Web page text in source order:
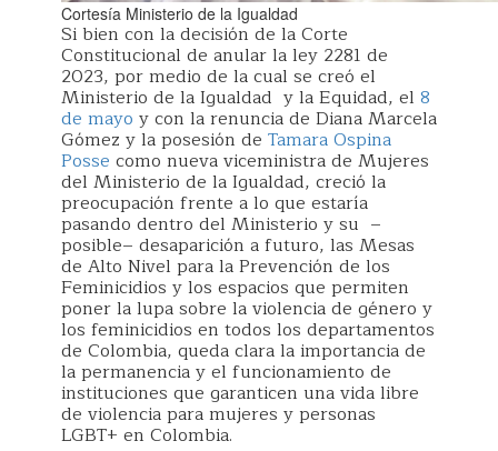
Cortesía Ministerio de la Igualdad
Si bien con la decisión de la Corte
Constitucional de anular la ley 2281 de
2023, por medio de la cual se creó el
Ministerio de la Igualdad y la Equidad, el 8
de mayo y con la renuncia de Diana Marcela
Gómez y la posesión de Tamara Ospina
Posse como nueva viceministra de Mujeres
del Ministerio de la Igualdad, creció la
preocupación frente a lo que estaría
pasando dentro del Ministerio y su –
posible– desaparición a futuro, las Mesas
de Alto Nivel para la Prevención de los
Feminicidios y los espacios que permiten
poner la lupa sobre la violencia de género y
los feminicidios en todos los departamentos
de Colombia, queda clara la importancia de
la permanencia y el funcionamiento de
instituciones que garanticen una vida libre
de violencia para mujeres y personas
LGBT+ en Colombia.